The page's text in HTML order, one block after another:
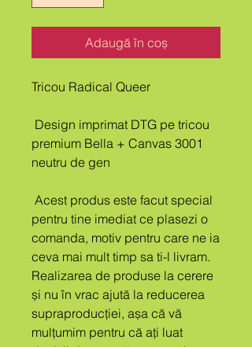
Adaugă în coș
Tricou Radical Queer
premium Bella + Canvas 3001
neutru de gen
pentru tine imediat ce plasezi o
comanda, motiv pentru care ne ia
ceva mai mult timp sa ti-l livram.
Realizarea de produse la cerere
și nu în vrac ajută la reducerea
supraproducției, așa că vă
mulțumim pentru că ați luat